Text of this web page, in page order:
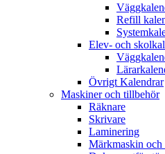
Refill
Elev- och
Övrigt Kalendrar
Maskiner och tillbehör
Räknare
Skrivare
Laminering
Märkmaskin och